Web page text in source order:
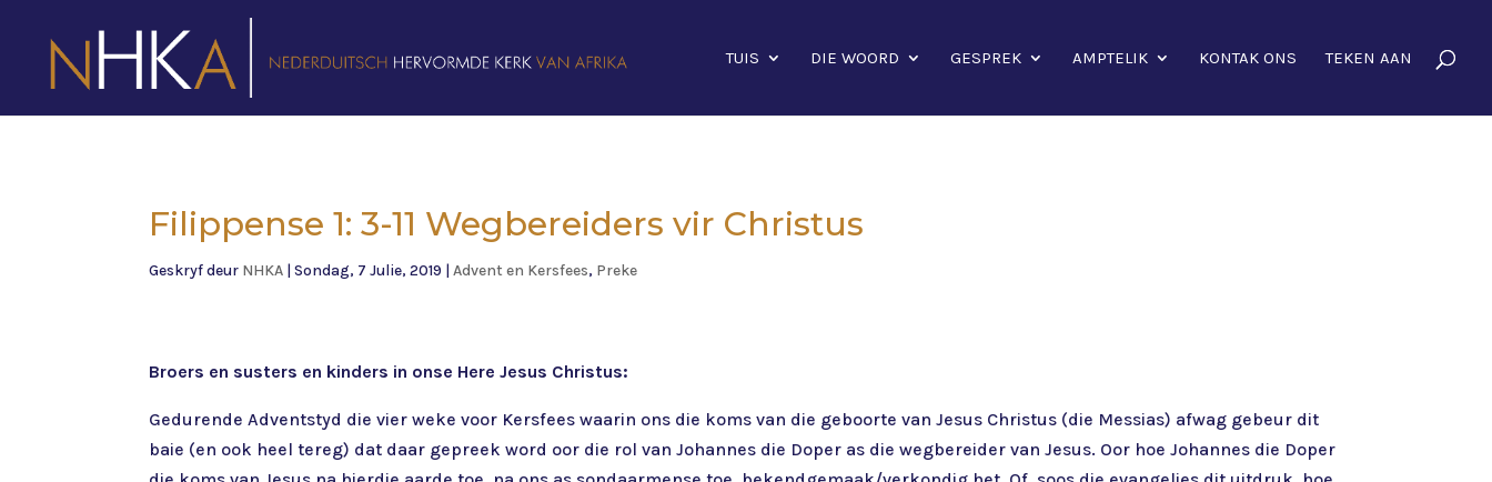
TUIS DIE WOORD GESPREK AMPTELIK KONTAK ONS TEKEN AAN
Filippense 1: 3-11 Wegbereiders vir Christus
Geskryf deur NHKA |Sondag, 7 Julie, 2019 |Advent en Kersfees, Preke
Broers en susters en kinders in onse Here Jesus Christus:
Gedurende Adventstyd die vier weke voor Kersfees waarin ons die koms van die geboorte van Jesus Christus (die Messias) afwag gebeur dit
baie (en ook heel tereg) dat daar gepreek word oor die rol van Johannes die Doper as die wegbereider van Jesus. Oor hoe Johannes die Doper